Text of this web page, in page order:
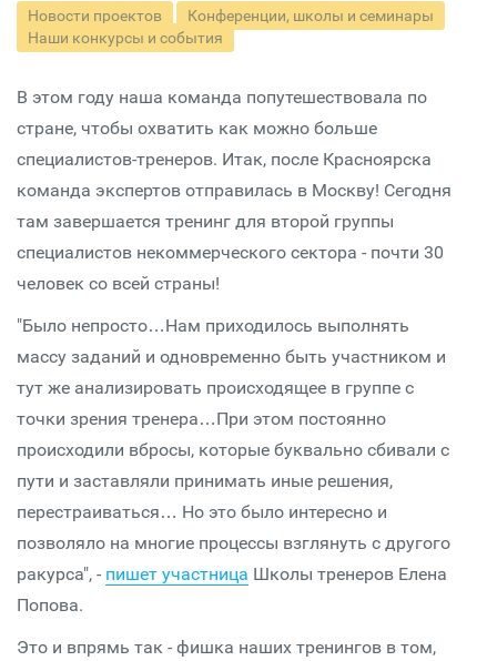
Новости проектов
Конференции, школы и семинары
Наши конкурсы и события
В этом году наша команда попутешествовала по
стране, чтобы охватить как можно больше
специалистов-тренеров. Итак, после Красноярска
команда экспертов отправилась в Москву! Сегодня
там завершается тренинг для второй группы
специалистов некоммерческого сектора - почти 30
человек со всей страны!
"Было непросто…Нам приходилось выполнять
массу заданий и одновременно быть участником и
тут же анализировать происходящее в группе с
точки зрения тренера…При этом постоянно
происходили вбросы, которые буквально сбивали с
пути и заставляли принимать иные решения,
перестраиваться… Но это было интересно и
позволяло на многие процессы взглянуть с другого
ракурса", - пишет участница Школы тренеров Елена
Попова.
Это и впрямь так - фишка наших тренингов в том,